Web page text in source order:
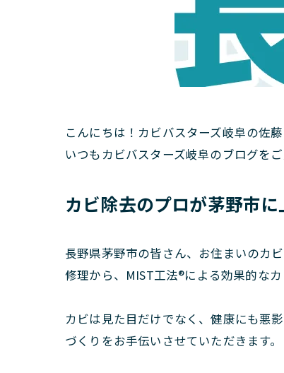
こんにちは！カビバスターズ岐阜の佐藤
いつもカビバスターズ岐阜のブログを
カビ除去のプロが茅野市
長野県茅野市の皆さん、お住まいのカ
修理から、MIST工法®による効果的な
カビは見た目だけでなく、健康にも悪
づくりをお手伝いさせていただきます。